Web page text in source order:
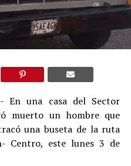
En una casa del Sector
muerto un hombre que
una buseta de la ruta
Centro, este lunes 3 de